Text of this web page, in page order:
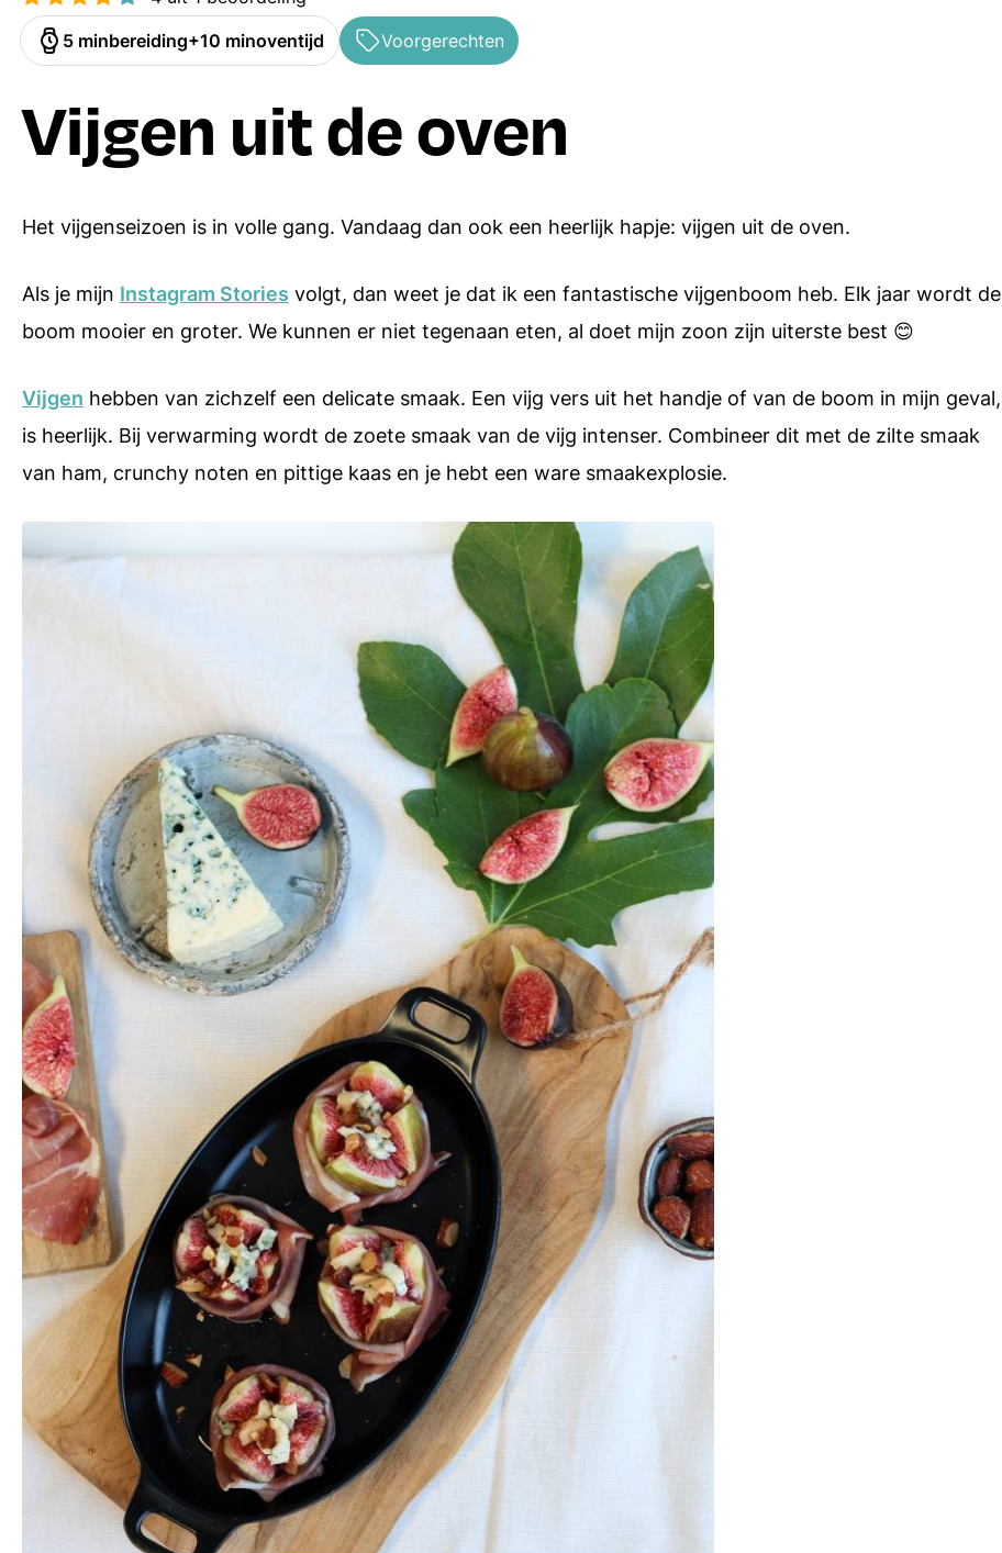
Hoofdgerechten
Desserts
Ovenschotels
Soepen
Receptenindex
bereiding
5minuten
min oventijd
10minuten
min Voorgerechten
Vijgen uit de oven
Het vijgenseizoen is in volle gang. Vandaag dan ook een heerlijk hapje: vijgen uit de oven.
Als je mijn Instagram Stories volgt, dan weet je dat ik een fantastische vijgenboom heb. Elk jaar wordt de
boom mooier en groter. We kunnen er niet tegenaan eten, al doet mijn zoon zijn uiterste best 😊
Vijgen hebben van zichzelf een delicate smaak. Een vijg vers uit het handje of van de boom in mijn geval,
is heerlijk. Bij verwarming wordt de zoete smaak van de vijg intenser. Combineer dit met de zilte smaak
van ham, crunchy noten en pittige kaas en je hebt een ware smaakexplosie.